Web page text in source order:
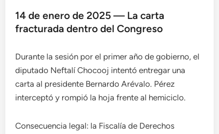
14 de enero de 2025 — La carta
fracturada dentro del Congreso
Durante la sesión por el primer año de gobierno, el
diputado Neftalí Chocooj intentó entregar una
carta al presidente Bernardo Arévalo. Pérez
interceptó y rompió la hoja frente al hemiciclo.
Consecuencia legal: la Fiscalía de Derechos